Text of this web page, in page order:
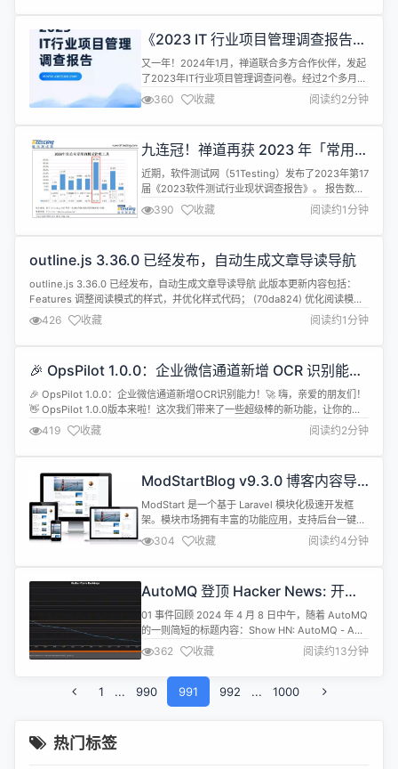
欢的工作，心中充满希望的样子吗？ 你能想象，创业 3 年，负债累累...
《2023 IT 行业项目管理调查报告》
新鲜出炉！助力 IT 行业持续稳步发
展
又一年！2024年1月，禅道联合多方合作伙伴，发起
了2023年IT行业项目管理调查问卷。经过2个多月的
问卷收集与报告分析，《2023 IT行业项目管理调查
报告》发布啦！ 我们希望通过这次调查，深入了解不
同公司和个人在项目管理中面临的现状与挑战，为行
调查问卷中新增了AI工具、项目风险管理、项目进度
管理等维度的问...
360 收藏 阅读约2分钟
九连冠！禅道再获 2023 年「常用测
试管理工具」第一名
近期，软件测试网（51Testing）发布了2023年第17
届《2023软件测试行业现状调查报告》。 报告数据
显示，禅道项目管理软件凭借41.5%的企业使用占
比，以压倒性的优势稳居「2023公司常用测试管理
工具」榜首。与2022年禅道36.5%的企业使用率相
升趋势。 自2015年至今，禅道项目管理软件已连续
九...
390 收藏 阅读约1分钟
outline.js 3.36.0 已经发布，自动生成文章导读导航
outline.js 3.36.0 已经发布，自动生成文章导读导航 此版本更新内容包括：
Features 调整阅读模式的样式，并优化样式代码； (70da824) 优化阅读模式
在移动设备中的显示效果； (3de1e90) 详情查看：
https://gitee.com/yaohaixiao/outline.js/releases/3.36.0
426 收藏 阅读约1分钟
🎉 OpsPilot 1.0.0：企业微信通道新增 OCR 识别能
力！🚀
🎉 OpsPilot 1.0.0：企业微信通道新增OCR识别能力！🚀 嗨，亲爱的朋友们！
👋 OpsPilot 1.0.0版本来啦！这次我们带来了一些超级棒的新功能，让你的运
维工作更加轻松愉快！🎈 在这个版本中，我们增加了企业微信Channel的支
持，你可以在企业微信中直接与OpsPilot进行交互啦！而且，我们还增加了
OCR识别功能，OpsPilot...
419 收藏 阅读约2分钟
ModStartBlog v9.3.0 博客内容导
航，已知问题优化
ModStart 是一个基于 Laravel 模块化极速开发框
架。模块市场拥有丰富的功能应用，支持后台一键快
速安装，让开发者能快的实现业务功能开发。 系统完
全开源，基于 Apache 2.0 开源协议。 功能特性 丰
富的模块市场，后台一键快速安装 会员模块通用且完
示，已上传文件管理 强大的模块扩展功能，所有模...
304 收藏 阅读约4分钟
AutoMQ 登顶 Hacker News: 开源
项目流量的第一桶金以及经验分享
01 事件回顾 2024 年 4 月 8 日中午，随着 AutoMQ
的一则简短的标题内容：Show HN: AutoMQ - A
Cost-Effective Kafka Distro That Can Autoscale
in Seconds[1] 成功登顶 Hacker News （HN） ，
我们迎来了大量优质、精准的海外用户的关注。仅在
24小时内，我...
362 收藏 阅读约13分钟
1 ... 990 991 992 ... 1000
热门标签